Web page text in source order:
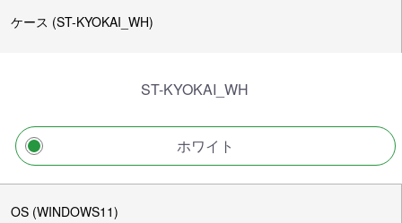
ケース (ST-KYOKAI_WH)
ST-KYOKAI_WH
ホワイト
OS (WINDOWS11)